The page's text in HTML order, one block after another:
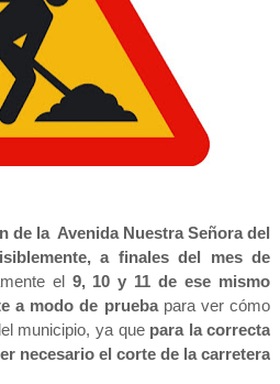
de la Avenida Nuestra Señora del
a finales del mes de
el 9, 10 y 11 de ese mismo
a modo de pruebapara ver cómo
municipio, ya que para la correcta
necesario el corte de la carretera